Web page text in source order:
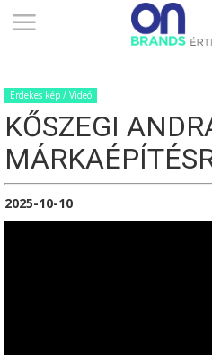
ONBRANDS
–
Érdekes kép / Videó
KŐSZEGI
2025-10-10